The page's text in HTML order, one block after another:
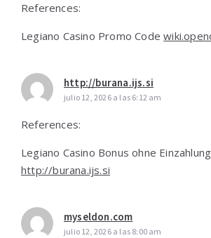
References:
Legiano Casino Promo Code
http://burana.ijs.si
julio 12, 2026 a las 6:12 am
References:
Legiano Casino Bonus ohne Einzahlung
http://burana.ijs.si
myseldon.com
julio 12, 2026 a las 8:00 am